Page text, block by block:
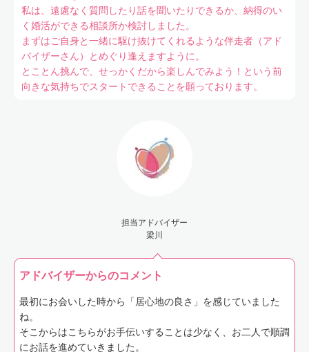
私は、遠慮なく質問したり話を聞いたりできるか、納得のい
く婚活ができる相談所か検討しました。
まずはご自身と一緒に駆け抜けてくれるような伴走者（アド
バイザーさん）とめぐり逢えますように。
とことん挑んで、せっかくだから楽しんでみよう！という前
向きな気持ちでスタートできることを願っております。
担当アドバイザー
梁川
アドバイザーからのコメント
最初にお会いした時から「居心地の良さ」を感じていました
ね。
そこからはこちらがお手伝いすることは少なく、お二人で順調
にお話を進めていきました。